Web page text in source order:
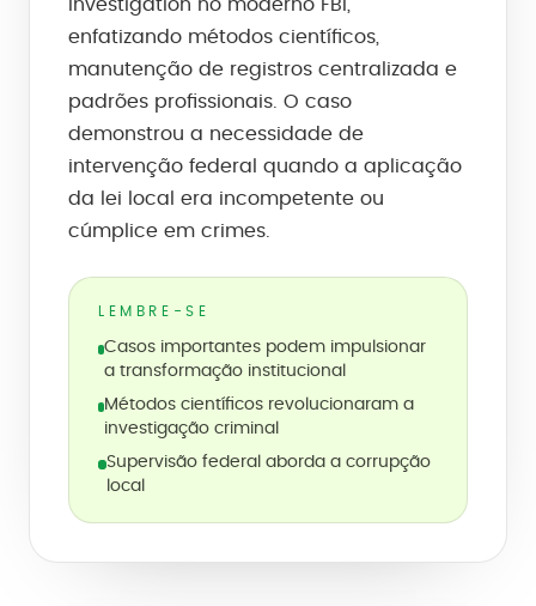
Investigation no moderno FBI,
enfatizando métodos científicos,
manutenção de registros centralizada e
padrões profissionais. O caso
demonstrou a necessidade de
intervenção federal quando a aplicação
da lei local era incompetente ou
cúmplice em crimes.
LEMBRE-SE
Casos importantes podem impulsionar
a transformação institucional
Métodos científicos revolucionaram a
investigação criminal
Supervisão federal aborda a corrupção
local